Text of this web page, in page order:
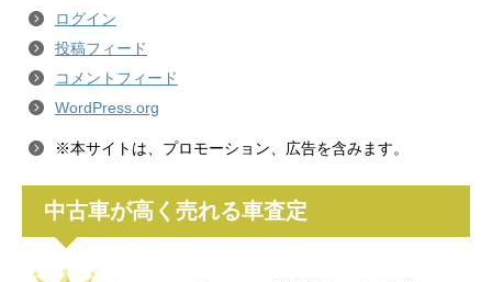
ー
ログイン
投稿フィード
コメントフィード
WordPress.org
※本サイトは、プロモーション、広告を含みます。
中古車が高く売れる車査定